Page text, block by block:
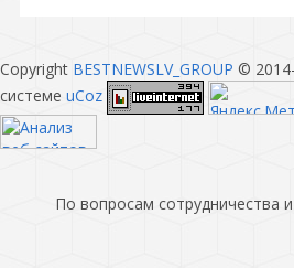
Copyright BESTNEWSLV_GROUP ©
системе uCoz
По вопросам сотрудничества